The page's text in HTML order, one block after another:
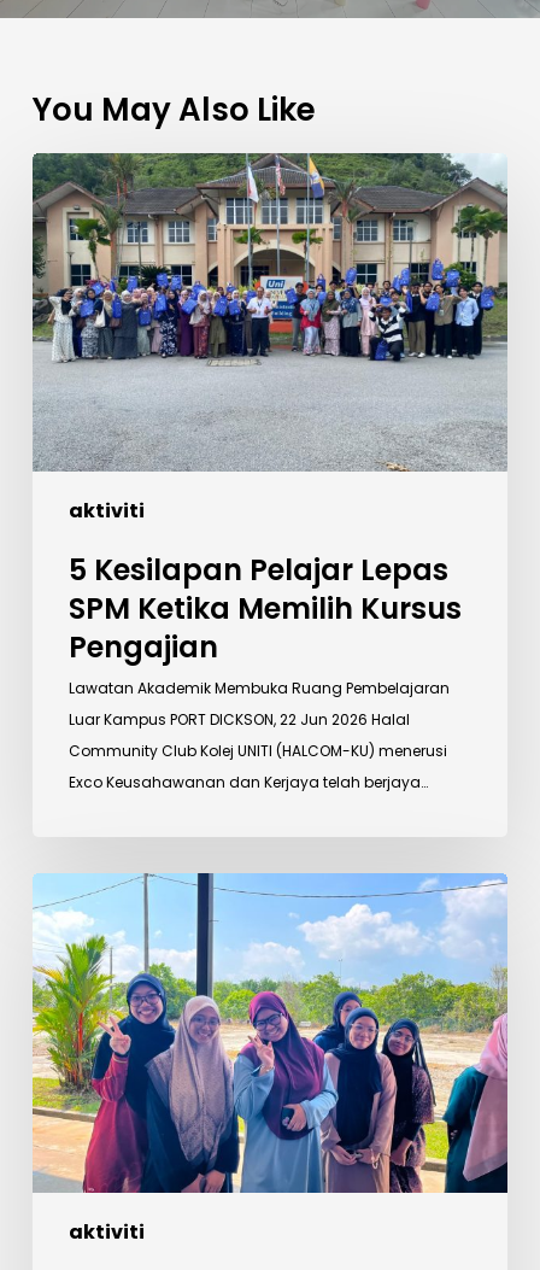
You May Also Like
aktiviti
5
Kesilapan
Pelajar
Lepas
SPM
Ketika
Memilih
Kursus
Pengajian
5 Kesilapan Pelajar Lepas
SPM Ketika Memilih Kursus
Pengajian
Lawatan Akademik Membuka Ruang Pembelajaran
Luar Kampus PORT DICKSON, 22 Jun 2026 Halal
Community Club Kolej UNITI (HALCOM-KU) menerusi
Exco Keusahawanan dan Kerjaya telah berjaya…
aktiviti
4.0:
Puding
Custard
Satukan
Ukhwah
dan
Kemahiran
Mahasiswi
KUPD